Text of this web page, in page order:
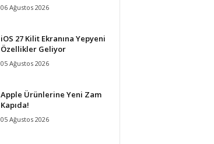
06 Ağustos 2026
iOS 27 Kilit Ekranına Yepyeni
Özellikler Geliyor
05 Ağustos 2026
Apple Ürünlerine Yeni Zam
Kapıda!
05 Ağustos 2026